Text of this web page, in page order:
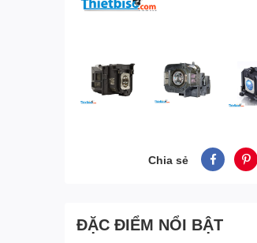
Chia sẻ
ĐẶC ĐIỂM NỔI BẬT